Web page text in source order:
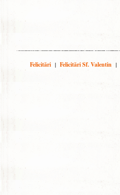
Felicitări | Felicitări Sf. Valentin |